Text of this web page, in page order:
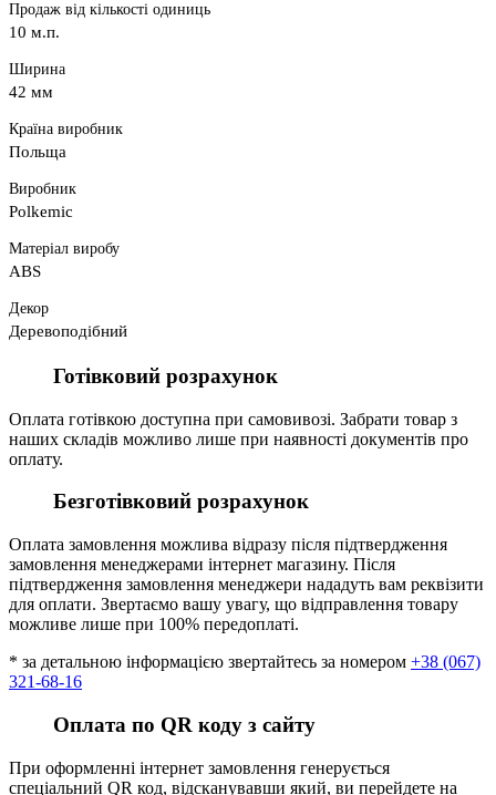
Продаж від кількості одиниць
10 м.п.
Ширина
42 мм
Країна виробник
Польща
Виробник
Polkemic
Матеріал виробу
ABS
Декор
Деревоподібний
Готівковий розрахунок
Оплата готівкою доступна при самовивозі. Забрати товар з
наших складів можливо лише при наявності документів про
оплату.
Безготівковий розрахунок
Оплата замовлення можлива відразу після підтвердження
замовлення менеджерами інтернет магазину. Після
підтвердження замовлення менеджери нададуть вам реквізити
для оплати. Звертаємо вашу увагу, що відправлення товару
можливе лише при 100% передоплаті.
* за детальною інформацією звертайтесь за номером +38 (067)
321-68-16
Оплата по QR коду з сайту
При оформленні інтернет замовлення генерується
спеціальний QR код, відсканувавши який, ви перейдете на